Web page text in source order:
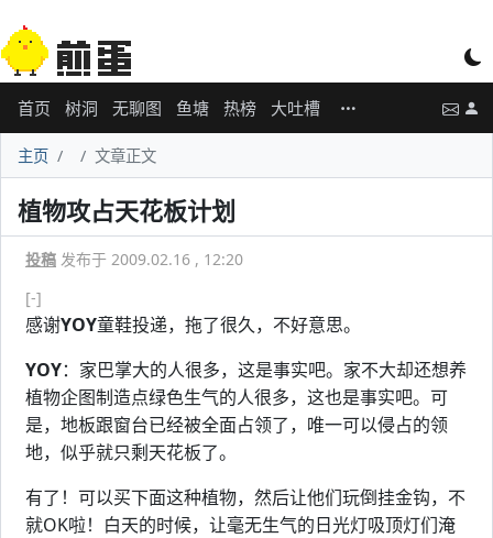
首页 树洞 无聊图 鱼塘 热榜 大吐槽
主页 文章正文
植物攻占天花板计划
投稿 发布于 2009.02.16 , 12:20
[-]
感谢YOY童鞋投递，拖了很久，不好意思。
YOY：家巴掌大的人很多，这是事实吧。家不大却还想养
植物企图制造点绿色生气的人很多，这也是事实吧。可
是，地板跟窗台已经被全面占领了，唯一可以侵占的领
地，似乎就只剩天花板了。
有了！可以买下面这种植物，然后让他们玩倒挂金钩，不
就OK啦！白天的时候，让毫无生气的日光灯吸顶灯们淹